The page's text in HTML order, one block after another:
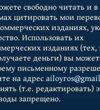
свободно читать и
цитировать мои
изданиях,
Использовать их
изданиях (тех,
деньги) вы
письменному
на адрес
(т.е. редактировать)
запрещено.